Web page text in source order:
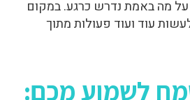
על מה באמת נדרש כרגע. במקום
עוד ועוד פעולות מתוך
לשמוע מכם: